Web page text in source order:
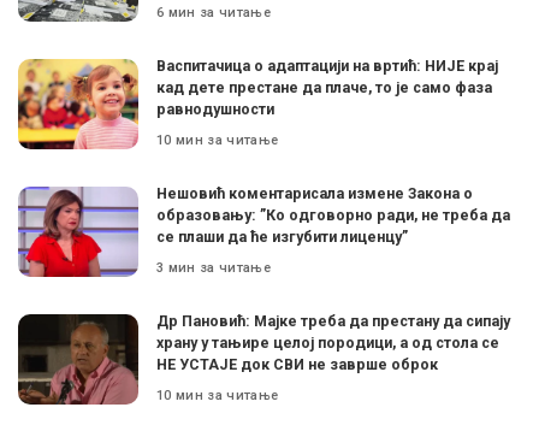
6 мин за читање
Васпитачица о адаптацији на вртић: НИЈЕ крај
кад дете престане да плаче, то је само фаза
равнодушности
10 мин за читање
Нешовић коментарисала измене Закона о
образовању: ”Ко одговорно ради, не треба да
се плаши да ће изгубити лиценцу”
3 мин за читање
Др Пановић: Мајке треба да престану да сипају
храну у тањире целој породици, а од стола се
НЕ УСТАЈЕ док СВИ не заврше оброк
10 мин за читање